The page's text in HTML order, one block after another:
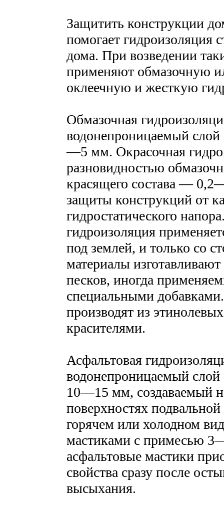
Защитить конструкции
помогает гидроизоляция
дома. При возведении
применяют обмазочную
оклеечную и жесткую
Обмазочная
водонепроницаемый
—5 мм. Окрасочная
разновидностью
красящего состава —
защиты конструкций от
гидростатического
гидроизоляция
под землей, и только со
материалы
песков, иногда
специальными
производят из
красителями.
Асфальтовая
водонепроницаемый
10—15 мм, создаваемый
поверхностях
горячем или холодном
мастиками с примесью
асфальтовые мастики
свойства сразу после
высыхания.